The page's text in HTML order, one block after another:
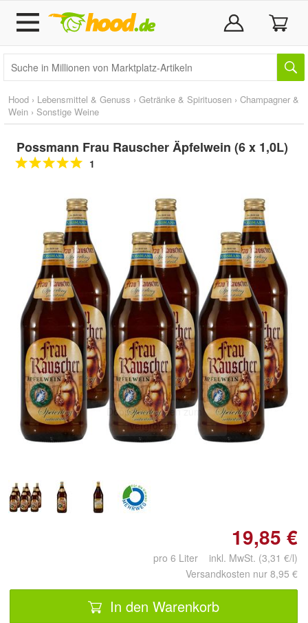
Hood › Lebensmittel & Genuss › Getränke & Spirituosen › Champagner &
Wein › Sonstige Weine
Possmann Frau Rauscher Äpfelwein (6 x 1,0L)
1
Doppelt antippen zum
vergrößern
19,85 €
pro 6 Liter inkl. MwSt. (3,31 €/l)
Versandkosten nur 8,95 €
In den Warenkorb